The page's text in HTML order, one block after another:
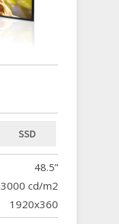
SSD
48.5”
3000 cd/m2
1920x360